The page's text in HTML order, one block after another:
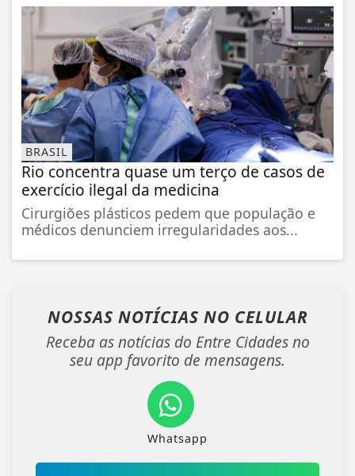
BRASIL
Rio concentra quase um terço de casos de
exercício ilegal da medicina
Cirurgiões plásticos pedem que população e
médicos denunciem irregularidades aos...
NOSSAS NOTÍCIAS NO CELULAR
Receba as notícias do Entre Cidades no
seu app favorito de mensagens.
Whatsapp